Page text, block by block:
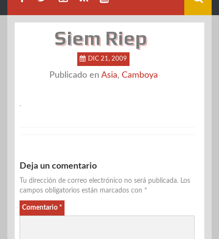
Siem Riep
DIC 21, 2009
Publicado en Asia, Camboya
.
Deja un comentario
Tu dirección de correo electrónico no será publicada. Los
campos obligatorios están marcados con *
Comentario *